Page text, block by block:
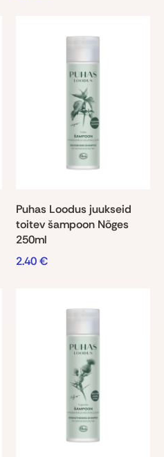
Puhas Loodus juukseid
toitev šampoon Nõges
250ml
2.40€